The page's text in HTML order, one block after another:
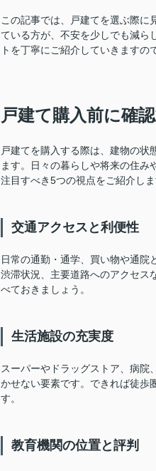
この記事では、戸建てを選ぶ際に
ている方が、不安を少しでも減ら
トを丁寧にご紹介していきますの
戸建て購入前に確
戸建てを購入する際は、建物の状
ます。日々の暮らしや将来の住
注目すべき5つの視点をご紹介しま
交通アクセスと利便性
日常の通勤・通学、買い物や通院
渋滞状況、主要道路へのアクセス
べておきましょう。
生活施設の充実度
スーパーやドラッグストア、病院
かせない要素です。できれば徒歩
す。
教育機関の位置と評判